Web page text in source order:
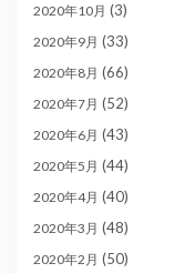
2020年10月 (3)
2020年9月 (33)
2020年8月 (66)
2020年7月 (52)
2020年6月 (43)
2020年5月 (44)
2020年4月 (40)
2020年3月 (48)
2020年2月 (50)